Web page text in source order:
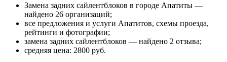
Замена задних сайлентблоков в городе Апатиты —
найдено 26 организаций;
все предложения и услуги Апатитов, схемы проезда,
рейтинги и фотографии;
замена задних сайлентблоков — найдено 2 отзыва;
cредняя цена: 2800 руб.